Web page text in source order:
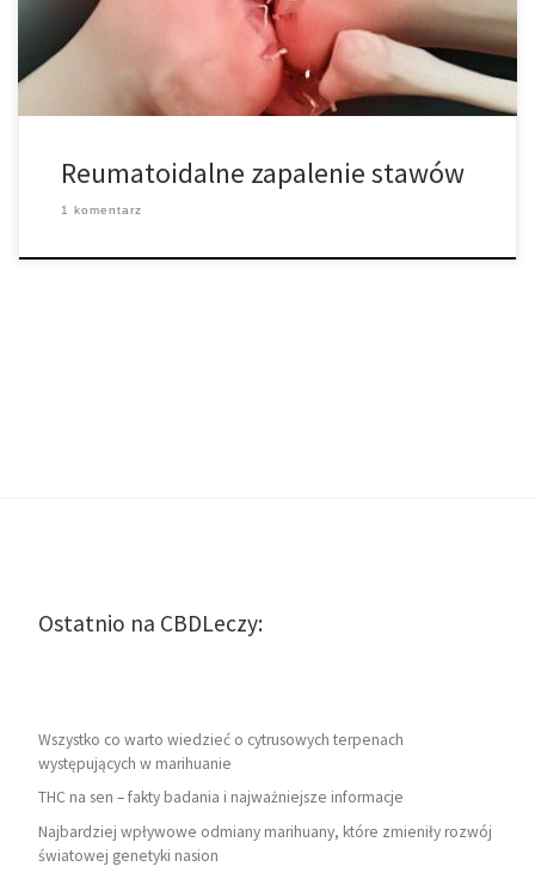
składnikiem, który prowadzi do większości dobrze znanych […]
Reumatoidalne zapalenie stawów
1 komentarz
Ostatnio na CBDLeczy:
Wszystko co warto wiedzieć o cytrusowych terpenach
występujących w marihuanie
THC na sen – fakty badania i najważniejsze informacje
Najbardziej wpływowe odmiany marihuany, które zmieniły rozwój
światowej genetyki nasion